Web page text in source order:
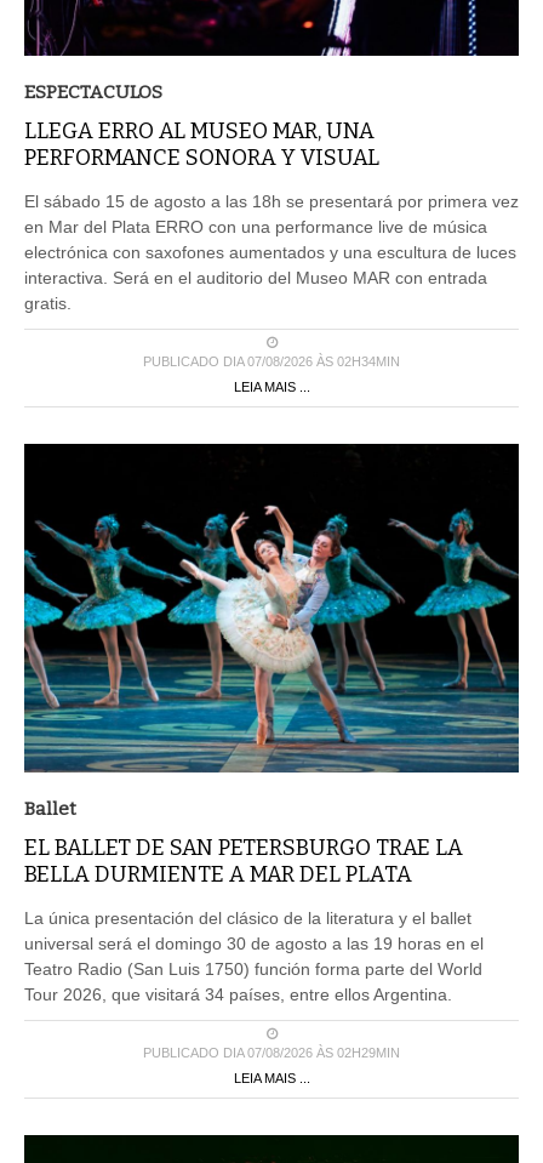
ESPECTACULOS
LLEGA ERRO AL MUSEO MAR, UNA
PERFORMANCE SONORA Y VISUAL
El sábado 15 de agosto a las 18h se presentará por primera vez
en Mar del Plata ERRO con una performance live de música
electrónica con saxofones aumentados y una escultura de luces
interactiva. Será en el auditorio del Museo MAR con entrada
gratis.
PUBLICADO DIA 07/08/2026 ÀS 02H34MIN
LEIA MAIS ...
Ballet
EL BALLET DE SAN PETERSBURGO TRAE LA
BELLA DURMIENTE A MAR DEL PLATA
La única presentación del clásico de la literatura y el ballet
universal será el domingo 30 de agosto a las 19 horas en el
Teatro Radio (San Luis 1750) función forma parte del World
Tour 2026, que visitará 34 países, entre ellos Argentina.
PUBLICADO DIA 07/08/2026 ÀS 02H29MIN
LEIA MAIS ...